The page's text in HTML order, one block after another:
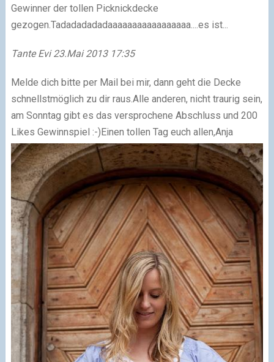
Gewinner der tollen Picknickdecke
gezogen.Tadadadadadaaaaaaaaaaaaaaaaa....es ist...
Tante Evi 23.Mai 2013 17:35
Melde dich bitte per Mail bei mir, dann geht die Decke
schnellstmöglich zu dir raus.Alle anderen, nicht traurig sein,
am Sonntag gibt es das versprochene Abschluss und 200
Likes Gewinnspiel :-) Einen tollen Tag euch allen,Anja